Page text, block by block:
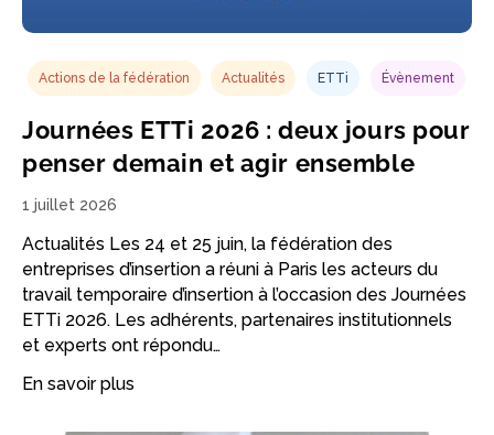
Actions de la fédération Actualités ETTi Évènement
Journées ETTi 2026 : deux jours pour
penser demain et agir ensemble
1 juillet 2026
Actualités Les 24 et 25 juin, la fédération des
entreprises d’insertion a réuni à Paris les acteurs du
travail temporaire d’insertion à l’occasion des Journées
ETTi 2026. Les adhérents, partenaires institutionnels
et experts ont répondu…
En savoir plus